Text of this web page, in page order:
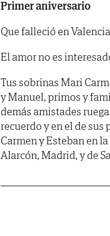
Primer aniversario
Que falleció en
El amor no es
Tus sobrinas Mari
y Manuel, primos y
demás amistades
recuerdo y en el de sus
Carmen y Esteban en
Alarcón, Madrid, y de